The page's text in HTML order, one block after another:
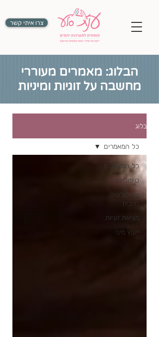
צרו איתי קשר
הבלוג: מאמרים מעוררי
מחשבה על זוגיות ומיניות
בלוג
כל המאמרים
טיפול זוגי
פסיכולוגיה
חיובית
מציאת זוגיות
ייעוץ מיני
כל המאמרים